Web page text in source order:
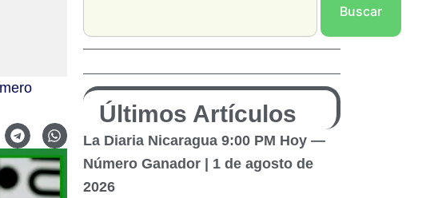
Buscar
Últimos Artículos
La Diaria Nicaragua 9:00 PM Hoy —
Número Ganador | 1 de agosto de
2026